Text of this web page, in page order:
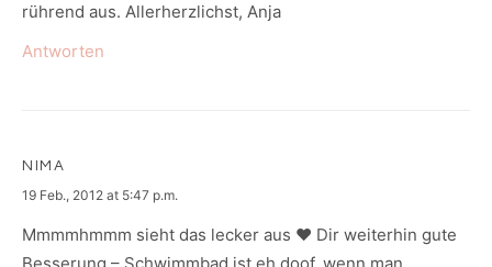
rührend aus. Allerherzlichst, Anja
Antworten
NIMA
says:
19 Feb., 2012 at 5:47 p.m.
Mmmmhmmm sieht das lecker aus ♥ Dir weiterhin gute